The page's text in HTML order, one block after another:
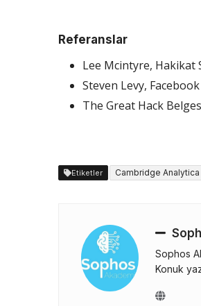
Referanslar
Lee Mcintyre, Hakikat
Steven Levy,
The Great Hack
Etiketler Cambridge Analytica
Sophos
Konuk